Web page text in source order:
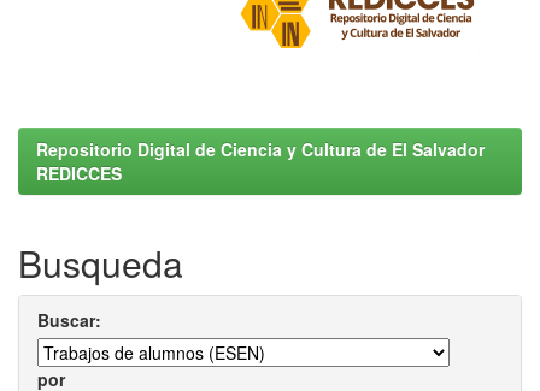
Repositorio Digital de Ciencia y Cultura de El Salvador
REDICCES
Busqueda
Buscar:
por